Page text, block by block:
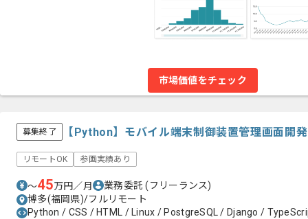
市場価値をチェック
募集終了 【Python】モバイル端末制御装置管理画面開
リモートOK 参画実績あり
〜45万円／月 業務委託(フリーランス)
博多(福岡県)/フルリモート
Python / CSS / HTML / Linux / PostgreSQL / Django /